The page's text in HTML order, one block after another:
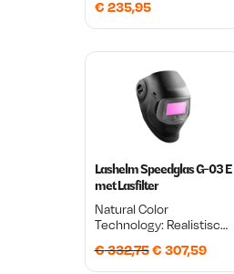
AC amperage Clear lens
technologie voor ultiem
€ 235,95
Lashelm Speedglas G-03 E
met Lasfilter
Natural Color
Technology: Realistisch
zicht en nauwkeuriger
laswerk. Veelzijdig
€332,75O
€ 307,59H